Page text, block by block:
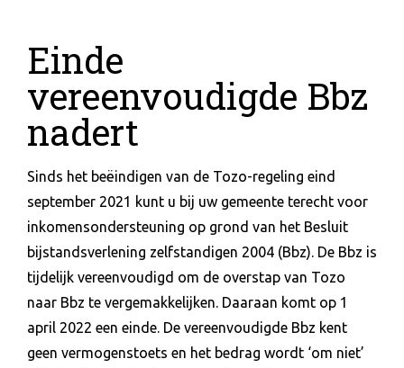
Einde
vereenvoudigde Bbz
nadert
Sinds het beëindigen van de Tozo-regeling eind
september 2021 kunt u bij uw gemeente terecht voor
inkomensondersteuning op grond van het Besluit
bijstandsverlening zelfstandigen 2004 (Bbz). De Bbz is
tijdelijk vereenvoudigd om de overstap van Tozo
naar Bbz te vergemakkelijken. Daaraan komt op 1
april 2022 een einde. De vereenvoudigde Bbz kent
geen vermogenstoets en het bedrag wordt ‘om niet’